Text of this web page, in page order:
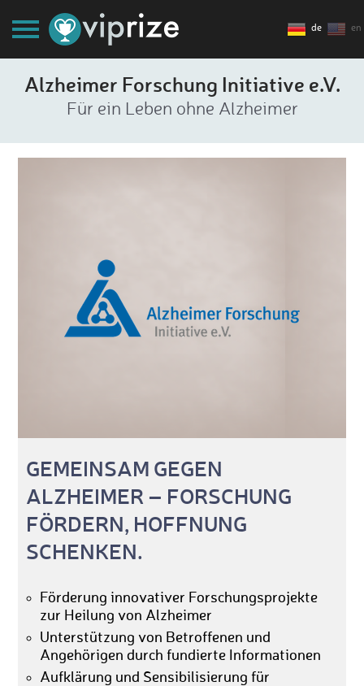
de en
Alzheimer Forschung Initiative e.V.
Für ein Leben ohne Alzheimer
GEMEINSAM GEGEN
ALZHEIMER – FORSCHUNG
FÖRDERN, HOFFNUNG
SCHENKEN.
Förderung innovativer Forschungsprojekte
zur Heilung von Alzheimer
Unterstützung von Betroffenen und
Angehörigen durch fundierte Informationen
Aufklärung und Sensibilisierung für